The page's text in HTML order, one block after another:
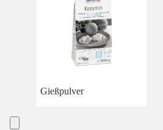
Gießpulver